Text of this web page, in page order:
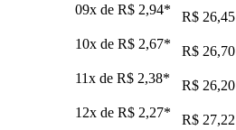
09x de R$ 2,94*
R$ 26,45
10x de R$ 2,67*
R$ 26,70
11x de R$ 2,38*
R$ 26,20
12x de R$ 2,27* R$ 27,22